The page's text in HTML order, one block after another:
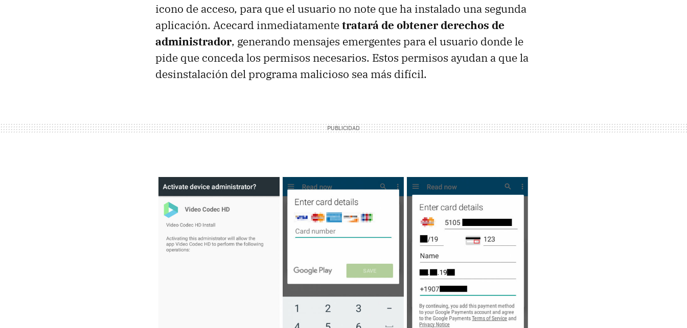
icono de acceso, para que el usuario no note que ha instalado una segunda
aplicación. Acecard inmediatamentetratará de obtener derechos de
administrador, generando mensajes emergentes para el usuario donde le
pide que conceda los permisos necesarios. Estos permisos ayudan a que la
desinstalación del programa malicioso sea más difícil.